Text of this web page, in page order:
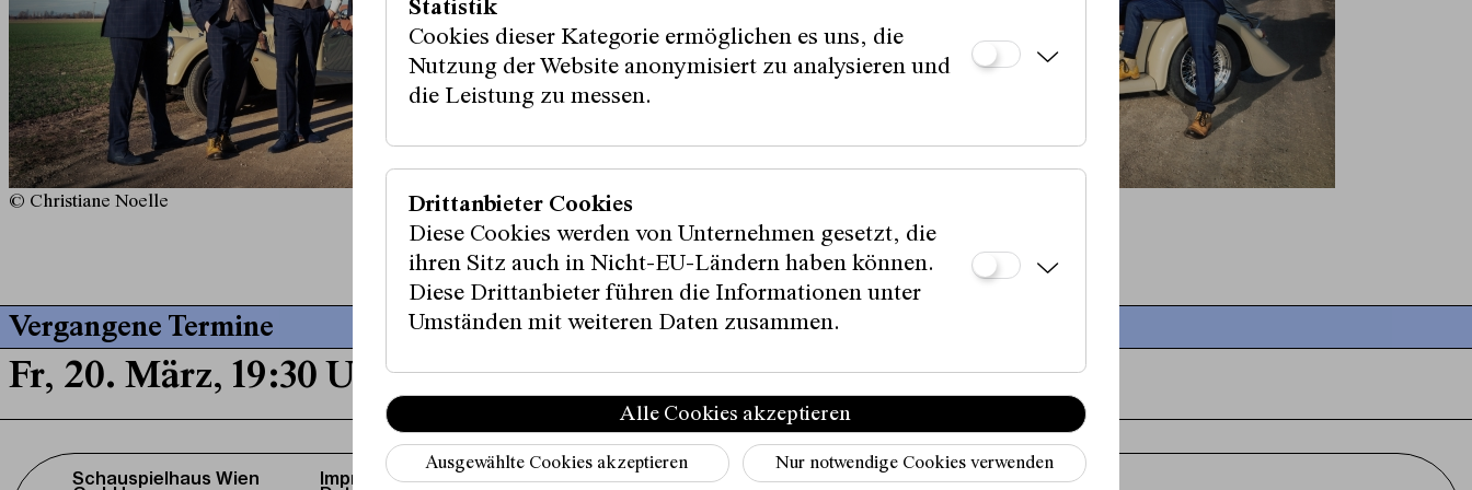
© Christiane Noelle
Vergangene Termine
Fr, 20. März, 19:30 Uhr
Schauspielhaus Wien Impressum / Instagram
Statistik
Cookies dieser Kategorie ermöglichen es uns, die
Nutzung der Website anonymisiert zu analysieren und
die Leistung zu messen.
Drittanbieter Cookies
Diese Cookies werden von Unternehmen gesetzt, die
ihren Sitz auch in Nicht-EU-Ländern haben können.
Diese Drittanbieter führen die Informationen unter
Umständen mit weiteren Daten zusammen.
Alle Cookies akzeptieren
Ausgewählte Cookies akzeptieren Nur notwendige Cookies verwenden